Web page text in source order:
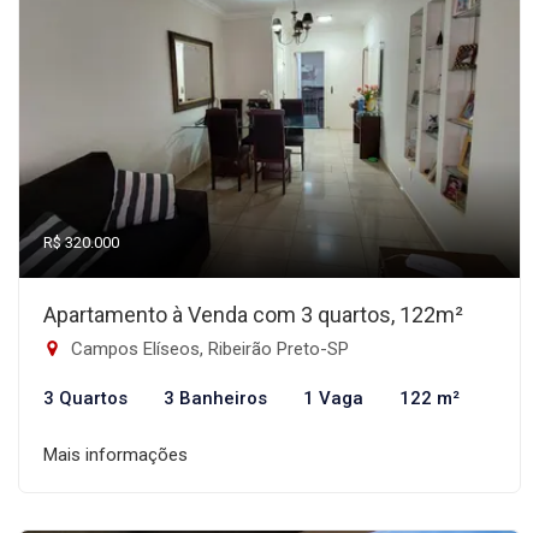
R$ 320.000
Apartamento à Venda com 3 quartos, 122m²
Campos Elíseos, Ribeirão Preto-SP
3 Quartos 3 Banheiros 1 Vaga 122 m²
Mais informações